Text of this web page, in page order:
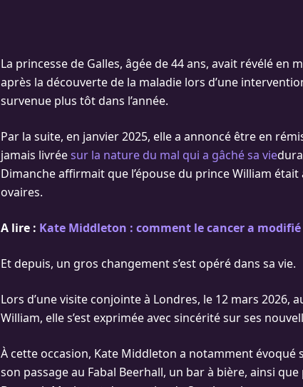
La princesse de Galles, âgée de 44 ans, avait révélé en
après la découverte de la maladie lors d’une
survenue plus tôt dans l’année.
Par la suite, en janvier 2025, elle a annoncé être en
jamais livréesur la nature du mal qui a gâché sa vie
Dimanche affirmait que l’épouse du prince William
ovaires.
A lire : Kate Middleton : comment le cancer a
Et depuis, un gros changement s’est opéré dans sa vie.
Lors d’une visite conjointe à Londres, le 12 mars 2026,
William, elle s’est exprimée avec sincérité sur ses
À cette occasion, Kate Middleton a notamment évoqué
son passage au Fabal Beerhall, un bar à bière, ainsi